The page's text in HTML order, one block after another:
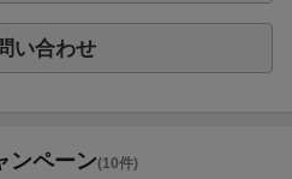
い合わせ
ンペーン(10件)